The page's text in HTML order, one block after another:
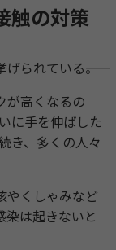
触の対策
られている――。
が高くなるの
に手を伸ばした
き、多くの人々
やくしゃみなど
染は起きないと